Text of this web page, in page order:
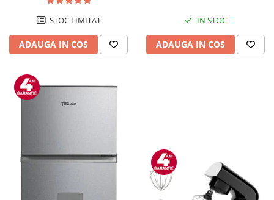
STOC LIMITAT
ADAUGA IN COS
IN STOC
ADAUGA IN COS